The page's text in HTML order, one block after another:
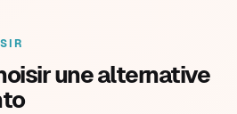
une alternative